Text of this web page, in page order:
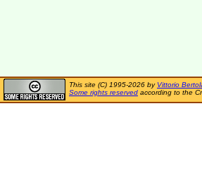
This site (C) 1995-2026 by Vittorio
Some rights reserved according to the